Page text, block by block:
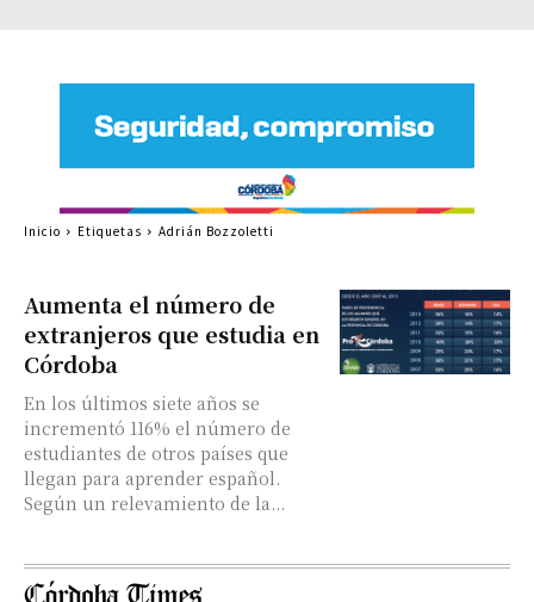
Aumenta el número de
extranjeros que estudia en
Córdoba
En los últimos siete años se
incrementó 116% el número de
estudiantes de otros países que
llegan para aprender español.
Según un relevamiento de la...
Inicio Etiquetas Adrián Bozzoletti